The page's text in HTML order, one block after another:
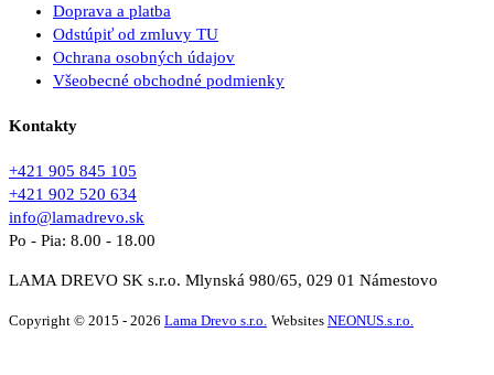
Doprava a platba
Odstúpiť od zmluvy TU
Ochrana osobných údajov
Všeobecné obchodné podmienky
Kontakty
+421 905 845 105
+421 902 520 634
info@lamadrevo.sk
Po - Pia: 8.00 - 18.00
LAMA DREVO SK s.r.o. Mlynská 980/65, 029 01 Námestovo
Copyright © 2015 - 2026 Lama Drevo s.r.o. Websites NEONUS.s.r.o.